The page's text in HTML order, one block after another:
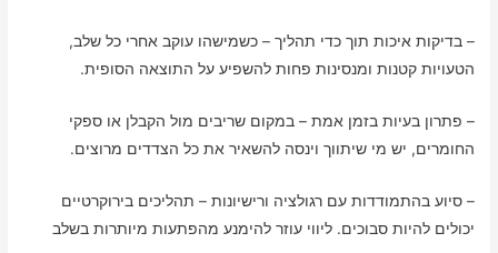
– בדיקות איכות תוך כדי תהליך – כשמישהו עוקב אחרי כל שלב,
הטעויות קטנות ומנסינות פחות להשפיע על התוצאה הסופית.
– פתרון בעיות בזמן אמת – במקום שריבים מול הקבלן או ספקי
החומרים, יש מי שיתווך וינסה להשאיר את כל הצדדים מרוצים.
– סיוע בהתמודדות עם רגולציה ורישיונות – תהליכים בירוקרטיים
יכולים להיות סבוכים. ליווי עוזר להימנע מהפתעות מיותרות בשלב